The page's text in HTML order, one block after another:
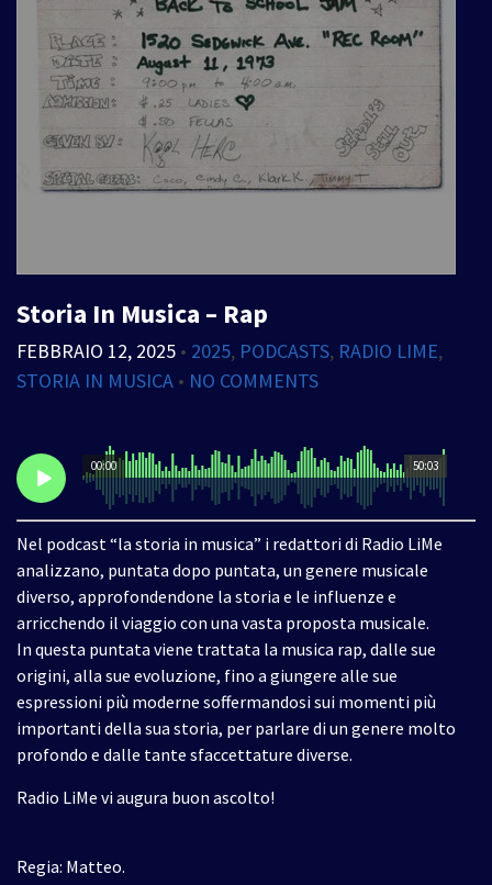
Storia In Musica – Rap
FEBBRAIO 12, 2025 • 2025, PODCASTS, RADIO LIME,
STORIA IN MUSICA • NO COMMENTS
50:03
00:00
Nel podcast “la storia in musica” i redattori di Radio LiMe
analizzano, puntata dopo puntata, un genere musicale
diverso, approfondendone la storia e le influenze e
arricchendo il viaggio con una vasta proposta musicale.
In questa puntata viene trattata la musica rap, dalle sue
origini, alla sue evoluzione, fino a giungere alle sue
espressioni più moderne soffermandosi sui momenti più
importanti della sua storia, per parlare di un genere molto
profondo e dalle tante sfaccettature diverse.
Radio LiMe vi augura buon ascolto!
Regia: Matteo.